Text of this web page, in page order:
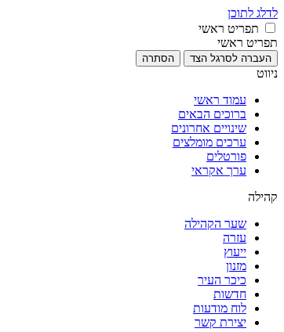
לדלג לתוכן
תפריט ראשי
תפריט ראשי
העברה לסרגל הצד הסתרה
ניווט
עמוד ראשי
ברוכים הבאים
שינויים אחרונים
ערכים מומלצים
פורטלים
ערך אקראי
קהילה
שער הקהילה
עזרה
ייעוץ
מזנון
כיכר העיר
חדשות
לוח מודעות
יצירת קשר